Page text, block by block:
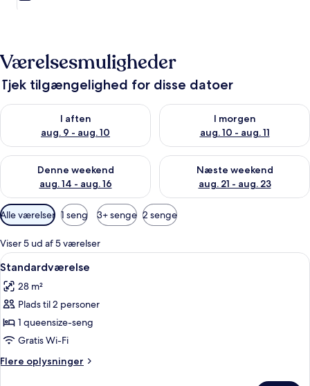
Værelsesmuligheder
Tjek tilgængelighed for disse datoer
I aften
aug. 9 - aug. 10
Tjek tilgængelighed for i aften aug. 9 - aug. 10
I morgen
aug. 10 - aug. 11
Tjek tilgængelighed for i
Denne weekend
aug. 14 - aug. 16
Tjek tilgængelighed for denne weekend aug. 14 - aug. 16
Næste weekend
aug. 21 - aug. 23
Tjek tilgængelighed for næste
Tilgængelige
filtre
for
værelser
Alle værelser 1 seng 3+ senge 2 senge
Viser 5 ud af 5 værelser
Indlæs
alle
billeder
af
Standardværelse
En pænt redt seng med et
10
Standardværelse
28 m²
Plads til 2 personer
1 queensize-seng
Gratis Wi-Fi
Flere oplysninger
Flere